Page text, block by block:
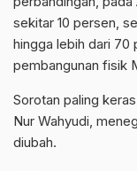
sekitar 10 persen,
hingga lebih dari 70
pembangunan fisik
Sorotan paling
Nur Wahyudi,
diubah.